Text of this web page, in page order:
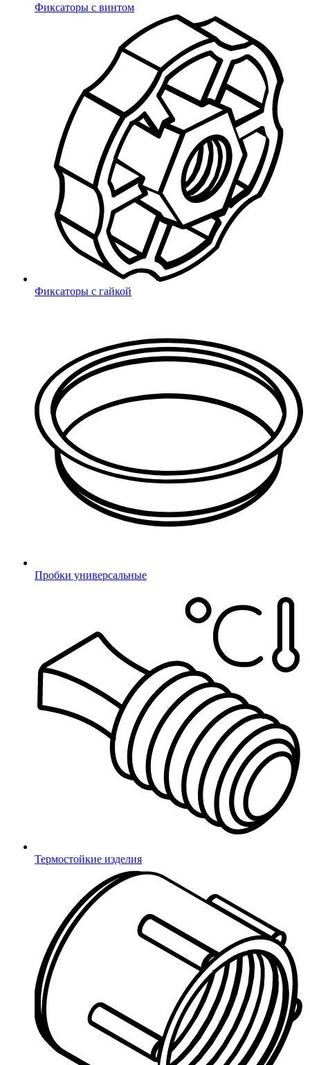
Фиксаторы с винтом
Фиксаторы с гайкой
Пробки универсальные
Термостойкие изделия
Сотрудничаем с более чем 40 транспортными компаниями:
Деловые Линии, ПЭК, КИТ, ЖелдорЭкспедиция, Байкал